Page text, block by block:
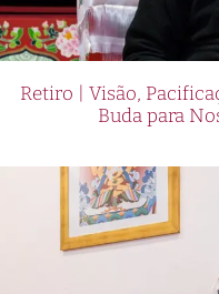
Retiro | Visão,
Buda para